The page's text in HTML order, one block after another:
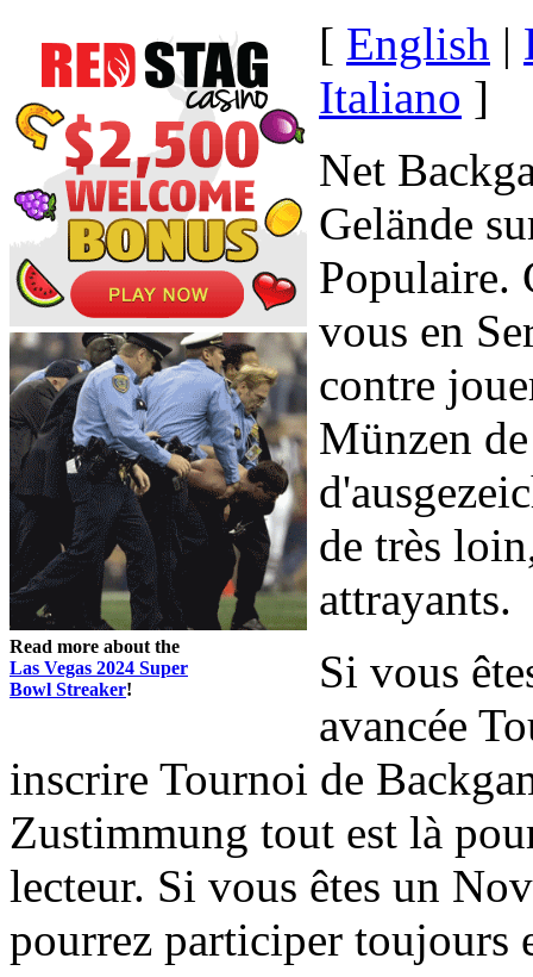
Read more about the
Las Vegas 2024 Super
Bowl Streaker!
[ English |
Italiano ]
Net
Gelände
Populaire.
vous en
contre
Münzen
de très
attrayants.
Si vous
avancée
inscrire Tournoi de
Zustimmung tout est là
lecteur. Si vous êtes un
pourrez participer toujours